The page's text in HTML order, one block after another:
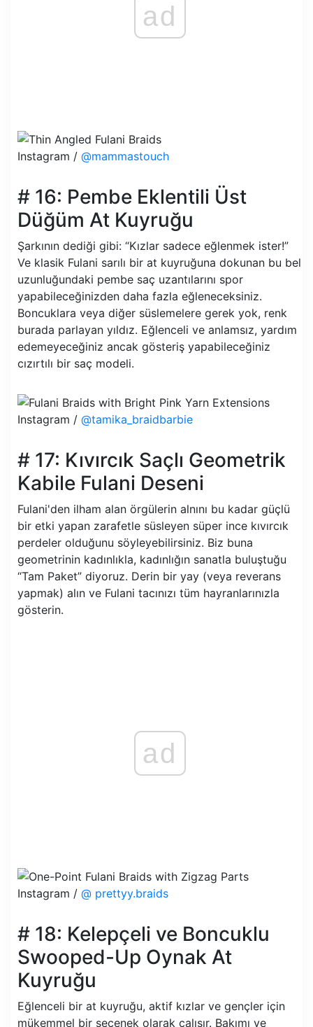
ad
Instagram / @mammastouch
# 16: Pembe Eklentili Üst
Düğüm At Kuyruğu
Şarkının dediği gibi: “Kızlar sadece eğlenmek ister!”
Ve klasik Fulani sarılı bir at kuyruğuna dokunan bu bel
uzunluğundaki pembe saç uzantılarını spor
yapabileceğinizden daha fazla eğleneceksiniz.
Boncuklara veya diğer süslemelere gerek yok, renk
burada parlayan yıldız. Eğlenceli ve anlamsız, yardım
edemeyeceğiniz ancak gösteriş yapabileceğiniz
cızırtılı bir saç modeli.
Instagram / @tamika_braidbarbie
# 17: Kıvırcık Saçlı Geometrik
Kabile Fulani Deseni
Fulani'den ilham alan örgülerin alnını bu kadar güçlü
bir etki yapan zarafetle süsleyen süper ince kıvırcık
perdeler olduğunu söyleyebilirsiniz. Biz buna
geometrinin kadınlıkla, kadınlığın sanatla buluştuğu
“Tam Paket” diyoruz. Derin bir yay (veya reverans
yapmak) alın ve Fulani tacınızı tüm hayranlarınızla
gösterin.
ad
Instagram / @ prettyy.braids
# 18: Kelepçeli ve Boncuklu
Swooped-Up Oynak At
Kuyruğu
Eğlenceli bir at kuyruğu, aktif kızlar ve gençler için
mükemmel bir seçenek olarak çalışır. Bakımı ve